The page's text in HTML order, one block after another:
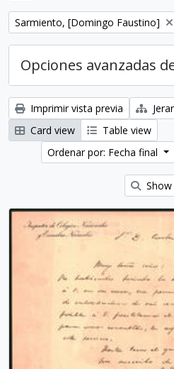
Remove filter:
Sarmiento, [Domingo Faustino]
Opciones avanzadas
Imprimir vista previa
Card view
Table view
Ordenar por: Fecha final